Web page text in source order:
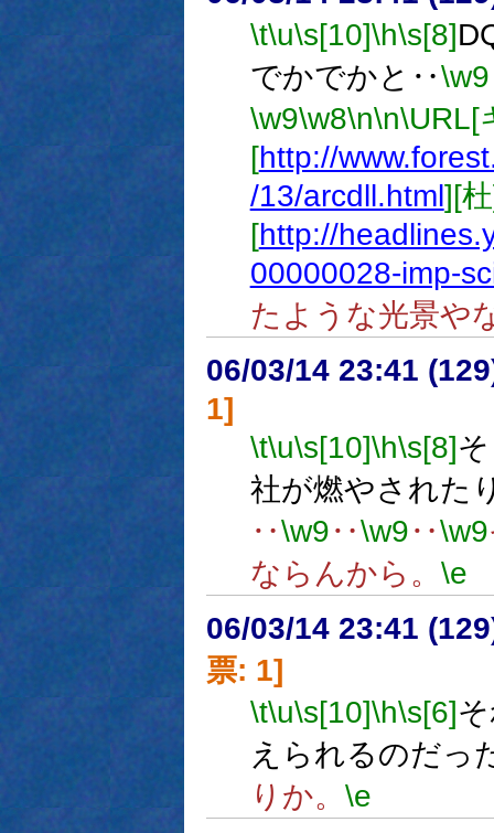
\t\u\s[10]\h\s[8]
でかでかと‥\w9
\w9\w8\n\n\URL[
[http://
/13/arcdll.html][
[http://
00000028-imp-
たような光景や
06/03/14 23:41
1]
\t\u\s[10]\h\s[8]
社が燃やされた
‥\w9‥\w9‥\w9
ならんから。 \e
06/03/14 23:41
票: 1]
\t\u\s[10]\h\s[6]
えられるのだっ
りか。 \e